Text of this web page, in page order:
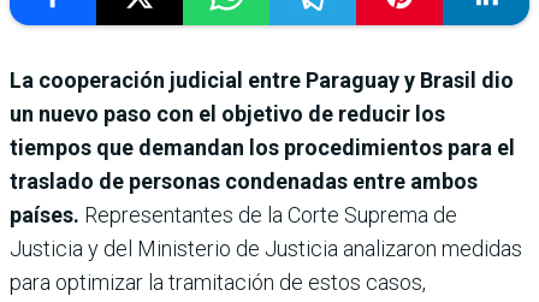
La cooperación judicial entre Paraguay y Brasil dio
un nuevo paso con el objetivo de reducir los
tiempos que demandan los procedimientos para el
traslado de personas condenadas entre ambos
países. Representantes de la Corte Suprema de
Justicia y del Ministerio de Justicia analizaron medidas
para optimizar la tramitación de estos casos,